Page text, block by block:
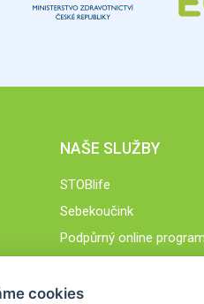
NAŠE SLUŽBY
STOBlife
Sebekoučink
Podpůrný online
cookies